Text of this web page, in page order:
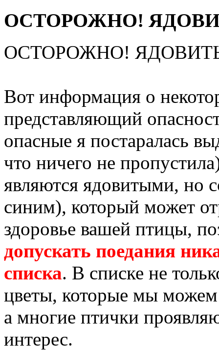
ОСТОРОЖНО!
ОСТОРОЖНО!
Вот информация о
представляющий
опасные я постаралась
что ничего не
являются ядовитыми, но
синим), который может
здоровье вашей птицы,
допускать поедания
списка. В списке не
цветы, которые мы можем
а многие птички
интерес.